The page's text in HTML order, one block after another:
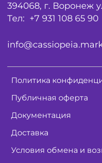
Политика
Публичная оферта
Документация
Доставка
Условия обмена и
394068, г. Воронеж
Тел: +7 931 108 65 90